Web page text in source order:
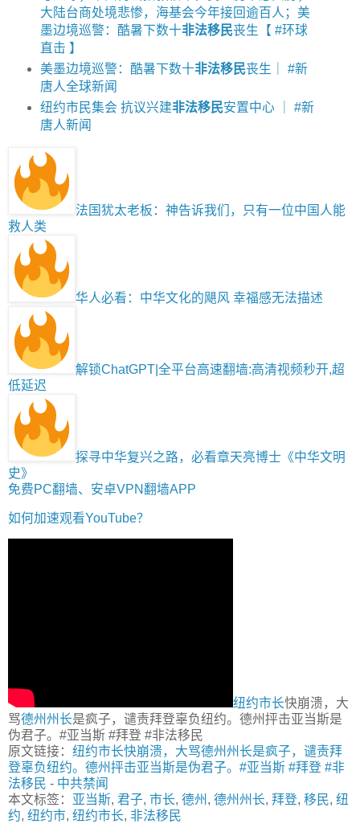
大陆台商处境悲惨，海基会今年接回逾百人；美
墨边境巡警：酷暑下数十非法移民丧生【 #环球
直击 】
美墨边境巡警：酷暑下数十非法移民丧生｜ #新
唐人全球新闻
纽约市民集会 抗议兴建非法移民安置中心 ｜ #新
唐人新闻
法国犹太老板：神告诉我们，只有一位中国人能
救人类
华人必看：中华文化的飓风 幸福感无法描述
解锁ChatGPT|全平台高速翻墙:高清视频秒开,超
低延迟
探寻中华复兴之路，必看章天亮博士《中华文明
史》
免费PC翻墙、安卓VPN翻墙APP
如何加速观看YouTube？
纽约市长快崩溃，大
骂德州州长是疯子，谴责拜登辜负纽约。德州抨击亚当斯是
伪君子。#亚当斯 #拜登 #非法移民
原文链接： 纽约市长快崩溃，大骂德州州长是疯子，谴责拜
登辜负纽约。德州抨击亚当斯是伪君子。#亚当斯 #拜登 #非
法移民 - 中共禁闻
本文标签： 亚当斯, 君子, 市长, 德州 , 德州州长, 拜登, 移民, 纽
约, 纽约市, 纽约市长, 非法移民